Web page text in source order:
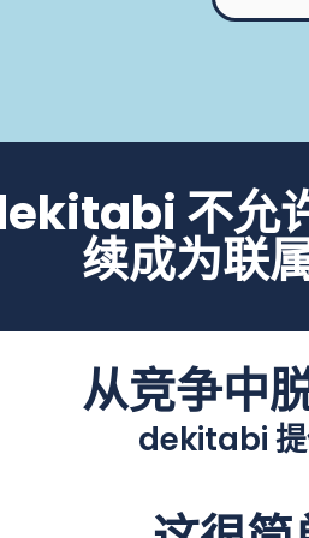
不允
续成为联
从竞争中
dekitabi